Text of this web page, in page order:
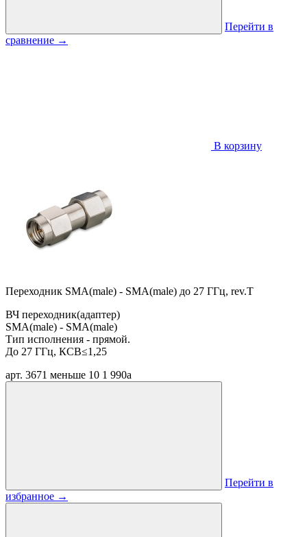
Перейти в
сравнение →
В корзину
Переходник SMA(male) - SMA(male) до 27 ГГц, rev.T
ВЧ переходник(адаптер)
SMA(male) - SMA(male)
Тип исполнения - прямой.
До 27 ГГц, КСВ≤1,25
арт. 3671 меньше 10 1 990a
Перейти в
избранное →